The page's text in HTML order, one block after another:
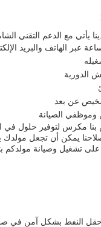
يأتي مع الدعم التقني
عبر الهاتف والبريد
الدورية
عن بعد
وموظفي الصيانة
بنا مكرس لتوفير حلول في
يمكن أن تجعل مولدك
تشغيل وصيانة مولدكم
حقل النفط بشكل آمن في